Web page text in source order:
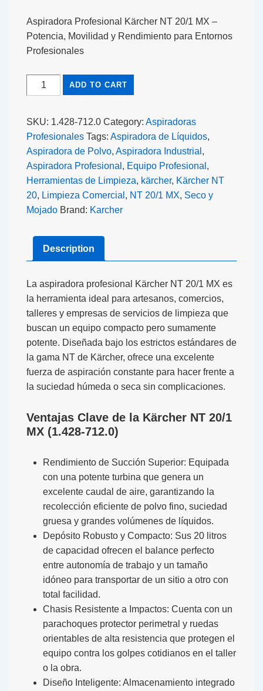
Aspiradora Profesional Kärcher NT 20/1 MX –
Potencia, Movilidad y Rendimiento para Entornos
Profesionales
ADD TO CART
SKU: 1.428-712.0 Category: Aspiradoras
Profesionales Tags: Aspiradora de Líquidos,
Aspiradora de Polvo, Aspiradora Industrial ,
Aspiradora Profesional , Equipo Profesional ,
Herramientas de Limpieza, kärcher, Kärcher NT
20, Limpieza Comercial , NT 20/1 MX, Seco y
Mojado Brand: Karcher
Description
La aspiradora profesional Kärcher NT 20/1 MX es
la herramienta ideal para artesanos, comercios,
talleres y empresas de servicios de limpieza que
buscan un equipo compacto pero sumamente
potente. Diseñada bajo los estrictos estándares de
la gama NT de Kärcher, ofrece una excelente
fuerza de aspiración constante para hacer frente a
la suciedad húmeda o seca sin complicaciones.
Ventajas Clave de la Kärcher NT 20/1
MX (1.428-712.0)
Rendimiento de Succión Superior: Equipada
con una potente turbina que genera un
excelente caudal de aire, garantizando la
recolección eficiente de polvo fino, suciedad
gruesa y grandes volúmenes de líquidos.
Depósito Robusto y Compacto: Sus 20 litros
de capacidad ofrecen el balance perfecto
entre autonomía de trabajo y un tamaño
idóneo para transportar de un sitio a otro con
total facilidad.
Chasis Resistente a Impactos: Cuenta con un
parachoques protector perimetral y ruedas
orientables de alta resistencia que protegen el
equipo contra los golpes cotidianos en el taller
o la obra.
Diseño Inteligente: Almacenamiento integrado